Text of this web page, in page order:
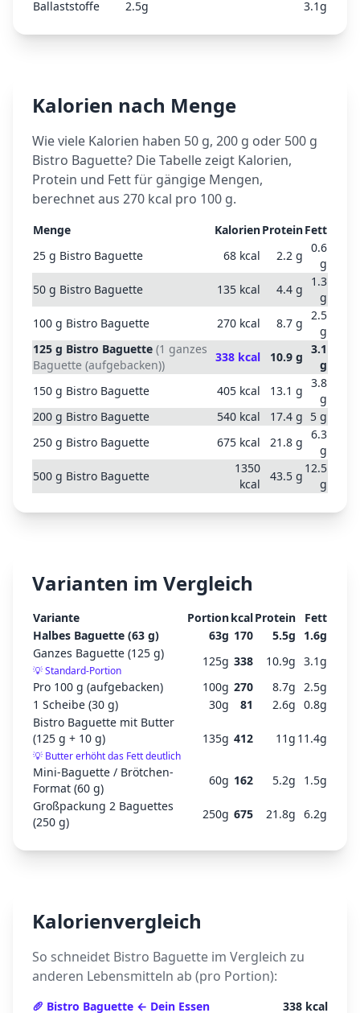
Ballaststoffe
2.5g 3.1g
Kalorien nach Menge
Wie viele Kalorien haben 50 g, 200 g oder 500 g
Bistro Baguette? Die Tabelle zeigt Kalorien,
Protein und Fett für gängige Mengen,
berechnet aus 270 kcal pro 100 g.
Menge KalorienProteinFett
25 g Bistro Baguette 68 kcal 2.2 g
0.6
g
50 g Bistro Baguette 135 kcal 4.4 g
1.3
g
100 g Bistro Baguette 270 kcal 8.7 g
2.5
g
125 g Bistro Baguette (1 ganzes
Baguette (aufgebacken))
338 kcal 10.9 g
3.1
g
150 g Bistro Baguette 405 kcal 13.1 g
3.8
g
200 g Bistro Baguette 540 kcal 17.4 g 5 g
250 g Bistro Baguette 675 kcal 21.8 g
6.3
g
500 g Bistro Baguette
1350
kcal
43.5 g
12.5
g
Varianten im Vergleich
Variante PortionkcalProtein
Fett
Halbes Baguette (63 g)
63g 170 5.5g 1.6g
Ganzes Baguette (125 g)
💡Standard-Portion
125g 338 10.9g 3.1g
Pro 100 g (aufgebacken)
100g 270 8.7g 2.5g
1 Scheibe (30 g)
30g 81 2.6g 0.8g
Bistro Baguette mit Butter
(125 g + 10 g)
💡 Butter erhöht das Fett deutlich
135g 412 11g 11.4g
Mini-Baguette / Brötchen-
Format (60 g)
60g 162 5.2g 1.5g
Großpackung 2 Baguettes
(250 g)
250g 675 21.8g 6.2g
Kalorienvergleich
So schneidet Bistro Baguette im Vergleich zu
anderen Lebensmitteln ab (pro Portion):
🥖 Bistro Baguette ← Dein Essen 338 kcal